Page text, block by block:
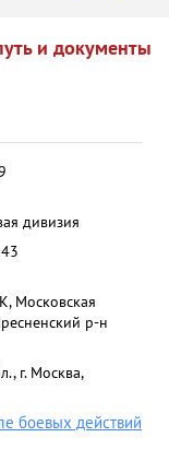
и документы
дивизия
Московская
р-н
г. Москва,
боевых действий